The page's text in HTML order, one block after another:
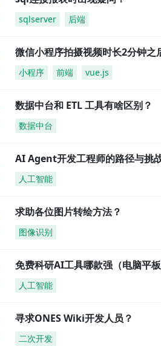
sqlserver 后端
微信小程序拍摄视频时长2分钟之
小程序 前端 vue.js
数据中台和 ETL 工具有啥区别？
数据中台
AI Agent开发工程师的路径与挑
人工智能
求助各位图片转绘方法？
图像识别
免费科研AI工具哪款强（电脑平
人工智能
寻求ONES Wiki开发人员？
二次开发